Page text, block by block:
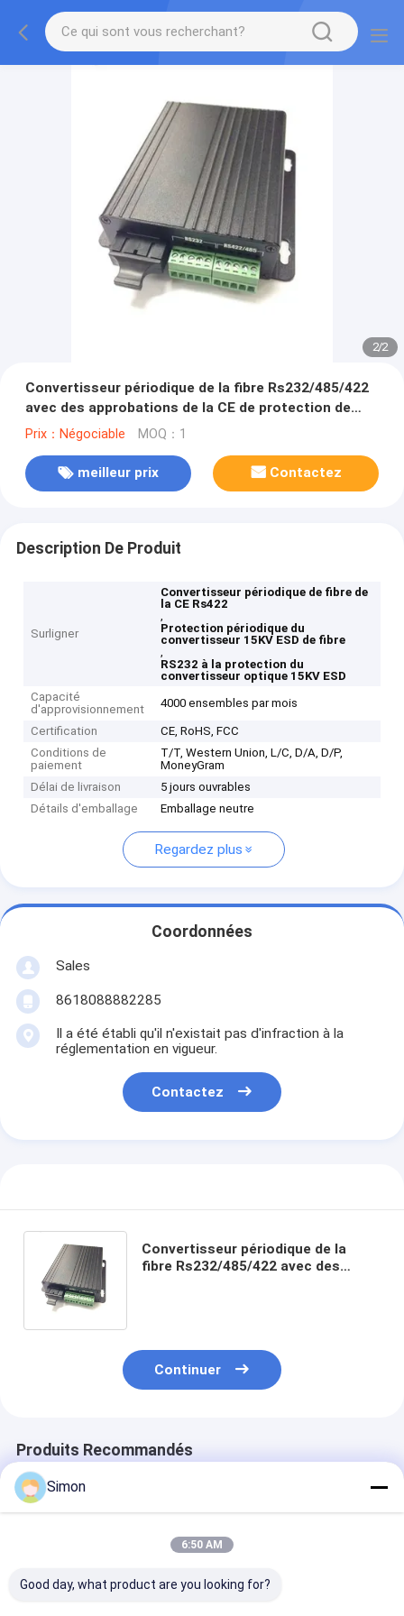
2/2
Convertisseur périodique de la fibre Rs232/485/422
avec des approbations de la CE de protection de
15KV ESD
Prix：Négociable MOQ：1
meilleur prix Contactez
Description De Produit
Surligner
Convertisseur périodique de fibre de
la CE Rs422
,
Protection périodique du
convertisseur 15KV ESD de fibre
,
RS232 à la protection du
convertisseur optique 15KV ESD
Capacité
d'approvisionnement
4000 ensembles par mois
Certification
CE, RoHS, FCC
Conditions de
paiement
T/T, Western Union, L/C, D/A, D/P,
MoneyGram
Délai de livraison
5 jours ouvrables
Détails d'emballage
Emballage neutre
Regardez plus
Coordonnées
Sales
8618088882285
Il a été établi qu'il n'existait pas d'infraction à la
réglementation en vigueur.
Contactez
Convertisseur périodique de la
fibre Rs232/485/422 avec des
Continuer
Produits Recommandés
Simon
6:50 AM
Good day, what product are you looking for?